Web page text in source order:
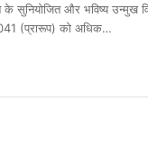
के सुनियोजित और भविष्य उन्मुख
(प्रारूप) को अधिक…